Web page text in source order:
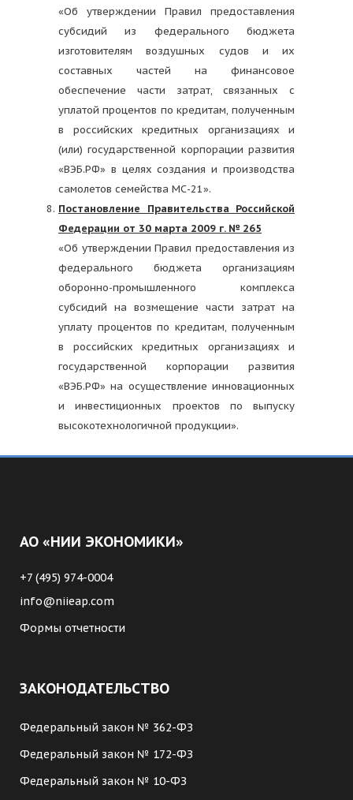
«Об утверждении Правил предоставления
субсидий из федерального бюджета
изготовителям воздушных судов и их
составных частей на финансовое
обеспечение части затрат, связанных с
уплатой процентов по кредитам, полученным
в российских кредитных организациях и
(или) государственной корпорации развития
«ВЭБ.РФ» в целях создания и производства
самолетов семейства МС-21».
Постановление Правительства Российской
Федерации от 30 марта 2009 г. № 265
«Об утверждении Правил предоставления из
федерального бюджета организациям
оборонно-промышленного комплекса
субсидий на возмещение части затрат на
уплату процентов по кредитам, полученным
в российских кредитных организациях и
государственной корпорации развития
«ВЭБ.РФ» на осуществление инновационных
и инвестиционных проектов по выпуску
высокотехнологичной продукции».
АО «НИИ ЭКОНОМИКИ»
+7 (495) 974-0004
info@niieap.com
Формы отчетности
ЗАКОНОДАТЕЛЬСТВО
Федеральный закон № 362-ФЗ
Федеральный закон № 172-ФЗ
Федеральный закон № 10-ФЗ